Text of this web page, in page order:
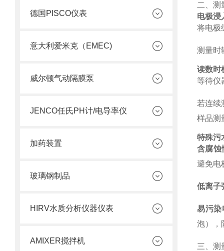
德国PISCO仪表
意大利爱米克（EMEC)
威尔顿气动隔膜泵
JENCO任氏PH计/电导率仪
加药装置
玻璃钢制品
HIRV水质分析仪器仪表
AMIXER搅拌机
二、测
电极浸
将电极
测量时
读数时
等待仪
若连续
样品测
特殊污
含腐蚀
避免电
低离子
易污染
泡），
三、测